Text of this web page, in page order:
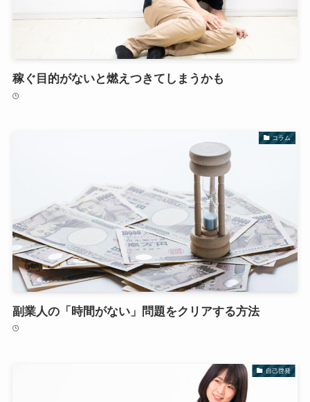
稼ぐ目的がないと燃えつきてしまうかも
コラム
副業人の「時間がない」問題をクリアする方法
自己啓発